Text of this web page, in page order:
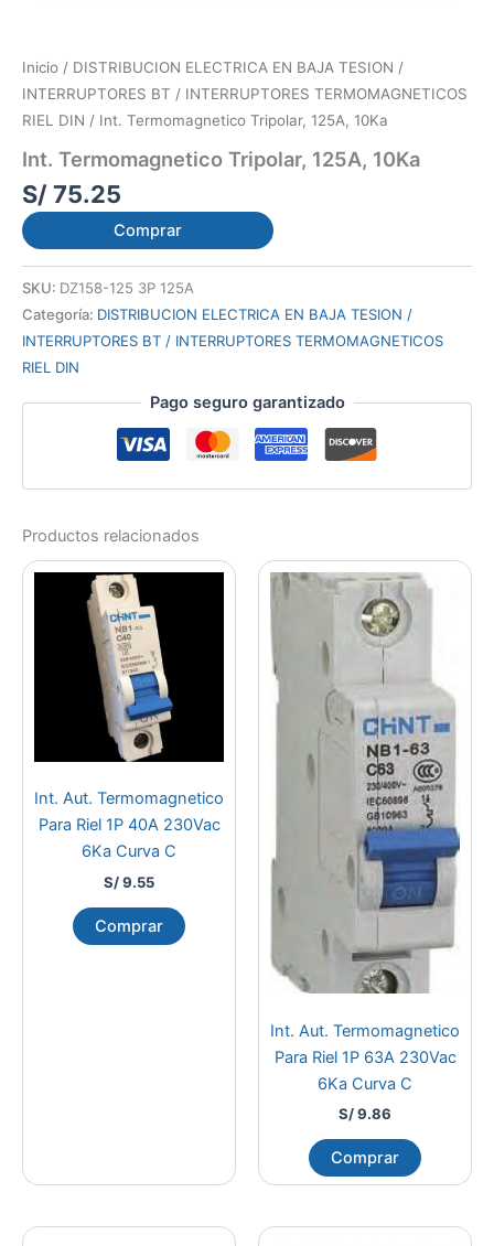
Inicio / DISTRIBUCION ELECTRICA EN BAJA TESION /
INTERRUPTORES BT / INTERRUPTORES TERMOMAGNETICOS
RIEL DIN / Int. Termomagnetico Tripolar, 125A, 10Ka
Int. Termomagnetico Tripolar, 125A, 10Ka
S/ 75.25
Comprar
SKU: DZ158-125 3P 125A
Categoría: DISTRIBUCION ELECTRICA EN BAJA TESION /
INTERRUPTORES BT / INTERRUPTORES TERMOMAGNETICOS
RIEL DIN
Pago seguro garantizado
Productos relacionados
Int. Aut. Termomagnetico
Para Riel 1P 40A 230Vac
6Ka Curva C
S/9.55
Comprar
Int. Aut. Termomagnetico
Para Riel 1P 63A 230Vac
6Ka Curva C
S/9.86
Comprar